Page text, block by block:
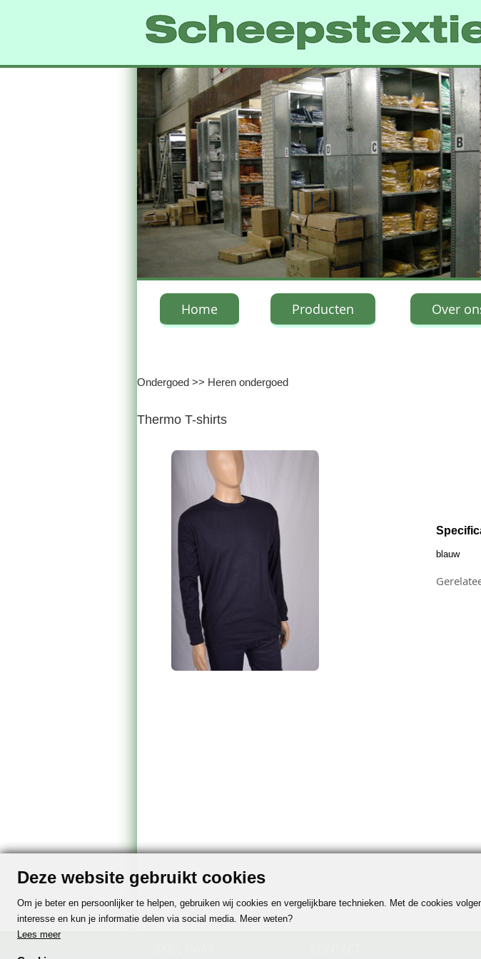
Home Producten Over
Ondergoed >> Heren ondergoed
Thermo T-shirts
blauw
Deze website gebruikt cookies
Om je beter en persoonlijker te helpen, gebruiken wij cookies en vergelijkbare technieken. Met de cookies
interesse en kun je informatie delen via social media. Meer weten?
Lees meer